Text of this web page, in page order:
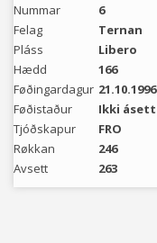
Nummar
6
Felag
Ternan
Pláss
Libero
Hædd
166
Føðingardagur 21.10.1996
Føðistaður
Ikki ásett
Tjóðskapur
FRO
Røkkan
246
Avsett
263